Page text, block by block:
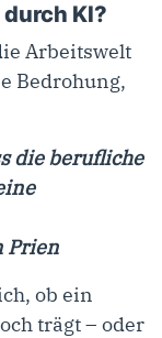
KI?
Arbeitswelt
Bedrohung,
die berufliche
Prien
ob ein
trägt – oder